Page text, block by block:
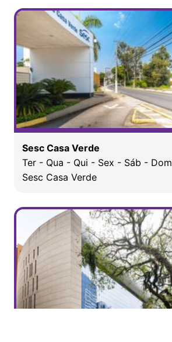
Sesc Casa Verde
Ter - Qua - Qui - Sex - Sáb - Dom
Sesc Casa Verde